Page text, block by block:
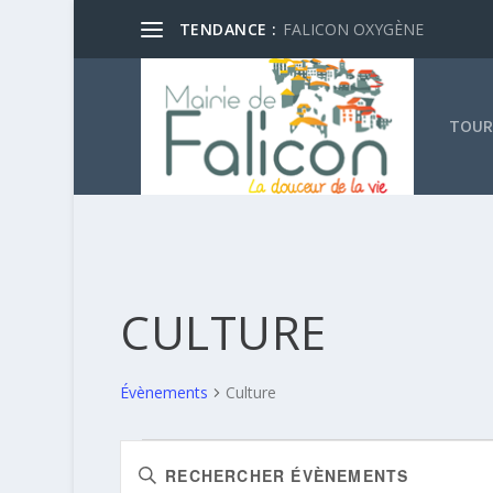
TENDANCE : FALICON OXYGÈNE
CULTURE
Évènements Culture
FOR
ET
Saisir